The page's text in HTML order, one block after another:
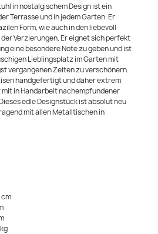
in nostalgischem Design ist ein
Terrasse und in jedem Garten. Er
Form, wie auch in den liebevoll
Verzierungen. Er eignet sich perfekt
eine besondere Note zu geben und ist
Lieblingsplatz im Garten mit
vergangenen Zeiten zu verschönern.
handgefertigt und daher extrem
in Handarbeit nachempfundener
edle Designstück ist absolut neu
mit allen Metalltischen in
cm